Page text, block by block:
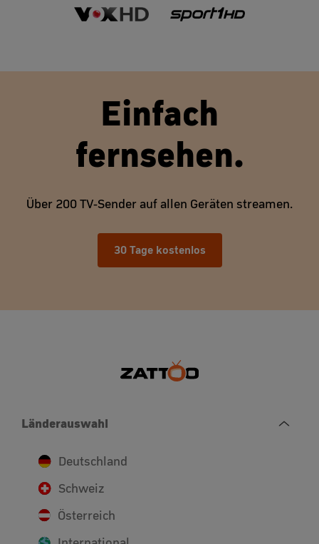
Einfach
fernsehen.
Über 200 TV-Sender auf allen Geräten streamen.
30 Tage kostenlos
Länderauswahl
Deutschland
Schweiz
Österreich